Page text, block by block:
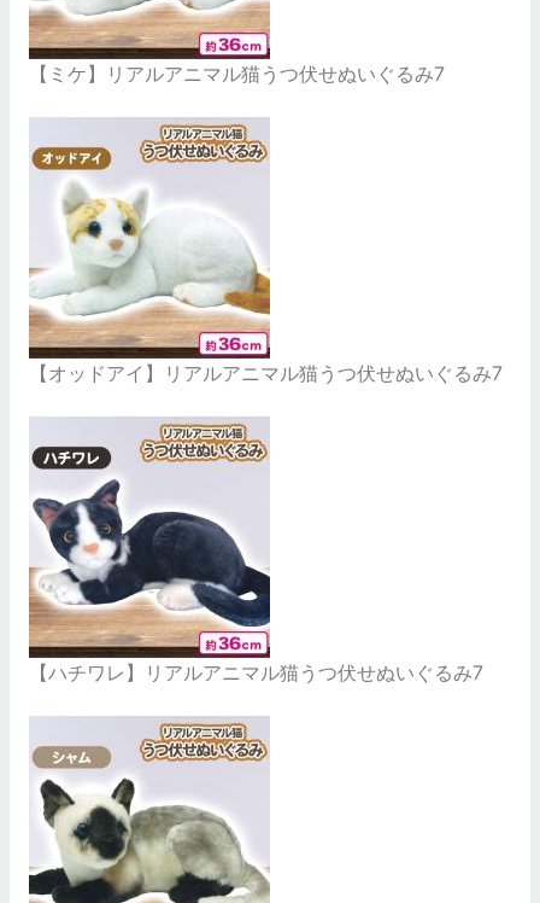
【ミケ】リアルアニマル猫うつ伏せぬいぐるみ7
【オッドアイ】リアルアニマル猫うつ伏せぬいぐるみ7
【ハチワレ】リアルアニマル猫うつ伏せぬいぐるみ7